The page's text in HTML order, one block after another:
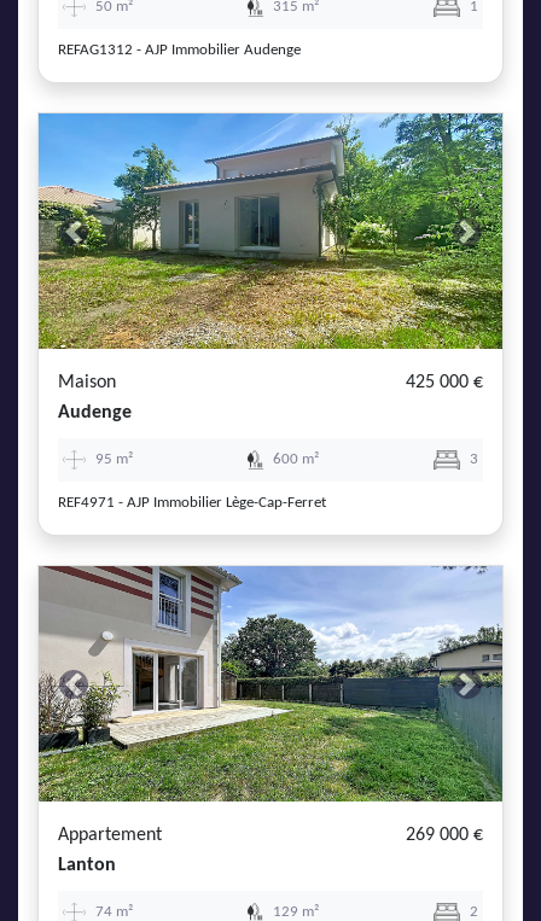
50 m² 315 m² 1
REFAG1312 - AJP Immobilier Audenge
Previous Next
Maison
425 000 €
Audenge
95 m² 600 m² 3
REF4971 - AJP Immobilier Lège-Cap-Ferret
Previous Next
Appartement
269 000 €
Lanton
74 m² 129 m² 2